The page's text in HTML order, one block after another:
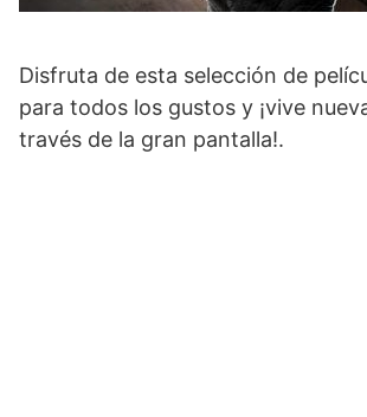
Disfruta de esta selección de
para todos los gustos y ¡vive
través de la gran pantalla!.